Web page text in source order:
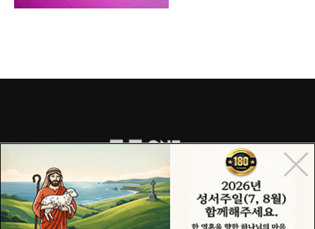
COPYRIGHT© 2015 ONECHURCH ALL RIGHTS RESERVED.